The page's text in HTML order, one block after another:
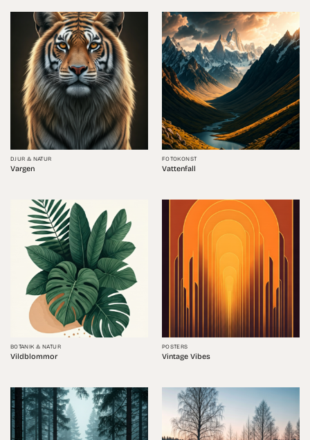
DJUR & NATUR
Vargen
FOTOKONST
Vattenfall
BOTANIK & NATUR
Vildblommor
POSTERS
Vintage Vibes